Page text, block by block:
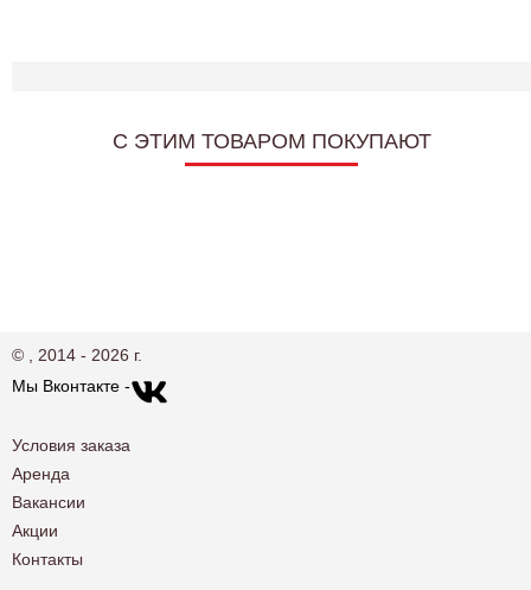
C ЭТИМ ТОВАРОМ ПОКУПАЮТ
© , 2014 - 2026 г.
Мы Вконтакте -
Условия заказа
Аренда
Вакансии
Акции
Контакты